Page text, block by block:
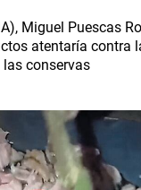
Miguel Puescas
atentaría
conservas